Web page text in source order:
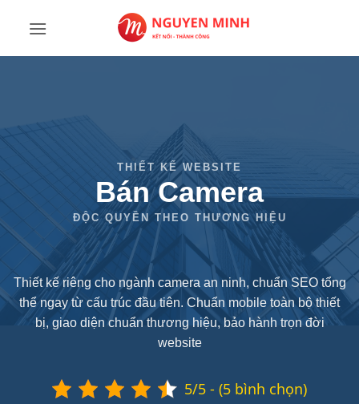
Bán Camera
Thiết kế riêng cho ngành camera an ninh, chuẩn SEO tổng
thể ngay từ cấu trúc đầu tiên. Chuẩn mobile toàn bộ thiết
bị, giao diện chuẩn thương hiệu, bảo hành trọn đời
website
5/5 - (5 bình chọn)